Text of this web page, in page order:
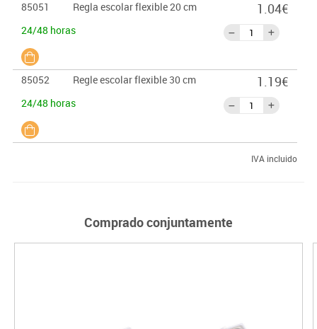
85051
Regla escolar flexible 20 cm
24/48 horas
1.04€
85052
Regle escolar flexible 30 cm
24/48 horas
1.19€
IVA incluido
Comprado conjuntamente